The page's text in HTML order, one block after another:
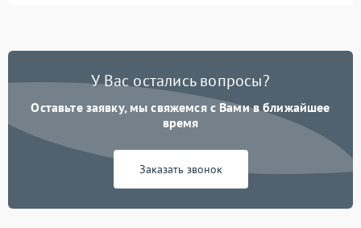
У Вас остались вопросы?
Оставьте заявку, мы свяжемся с Вами в ближайшее
время
Заказать звонок